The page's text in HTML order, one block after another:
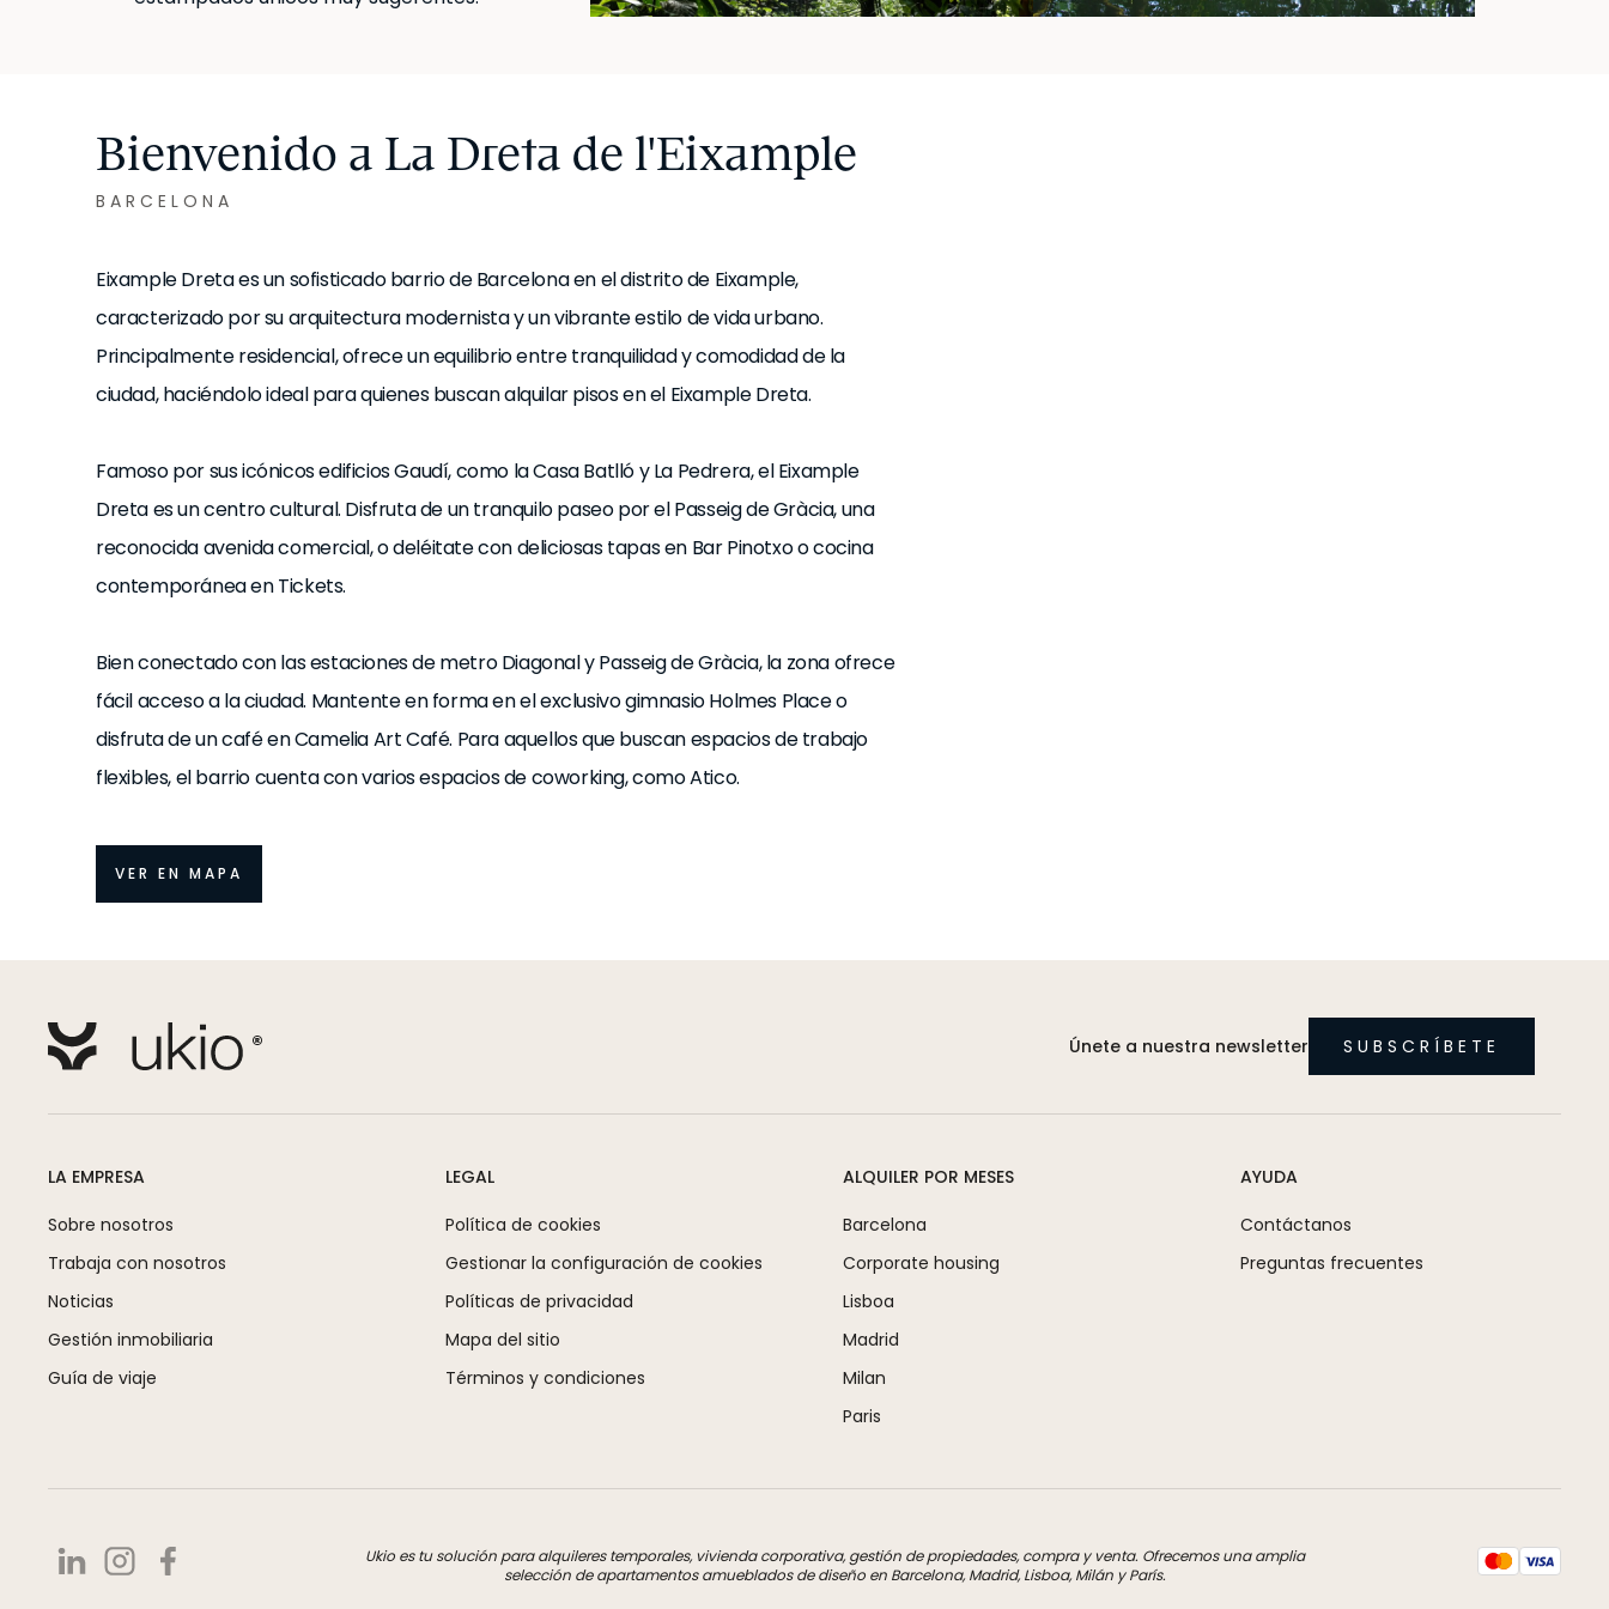
Bienvenido a La Dreta de l'Eixample
BARCELONA
Eixample Dreta es un sofisticado barrio de Barcelona en el distrito de Eixample,
caracterizado por su arquitectura modernista y un vibrante estilo de vida urbano.
Principalmente residencial, ofrece un equilibrio entre tranquilidad y comodidad de la
ciudad, haciéndolo ideal para quienes buscan alquilar pisos en el Eixample Dreta.
Famoso por sus icónicos edificios Gaudí, como la Casa Batlló y La Pedrera, el Eixample
Dreta es un centro cultural. Disfruta de un tranquilo paseo por el Passeig de Gràcia, una
reconocida avenida comercial, o deléitate con deliciosas tapas en Bar Pinotxo o cocina
contemporánea en Tickets.
Bien conectado con las estaciones de metro Diagonal y Passeig de Gràcia, la zona ofrece
fácil acceso a la ciudad. Mantente en forma en el exclusivo gimnasio Holmes Place o
disfruta de un café en Camelia Art Café. Para aquellos que buscan espacios de trabajo
flexibles, el barrio cuenta con varios espacios de coworking, como Atico.
VER EN MAPA
Únete a nuestra newsletter SUBSCRÍBETE
LA EMPRESA
Sobre nosotros
Trabaja con nosotros
Noticias
Gestión inmobiliaria
Guía de viaje
LEGAL
Política de cookies
Gestionar la configuración de cookies
Políticas de privacidad
Mapa del sitio
Términos y condiciones
ALQUILER POR MESES
Barcelona
Corporate housing
Lisboa
Madrid
Milan
Paris
AYUDA
Contáctanos
Preguntas frecuentes
Ukio es tu solución para alquileres temporales, vivienda corporativa, gestión de propiedades, compra y venta. Ofrecemos una amplia
selección de apartamentos amueblados de diseño en Barcelona, Madrid, Lisboa, Milán y París.